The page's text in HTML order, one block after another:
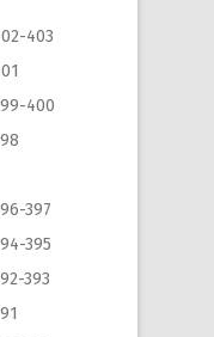
403
400
397
395
393